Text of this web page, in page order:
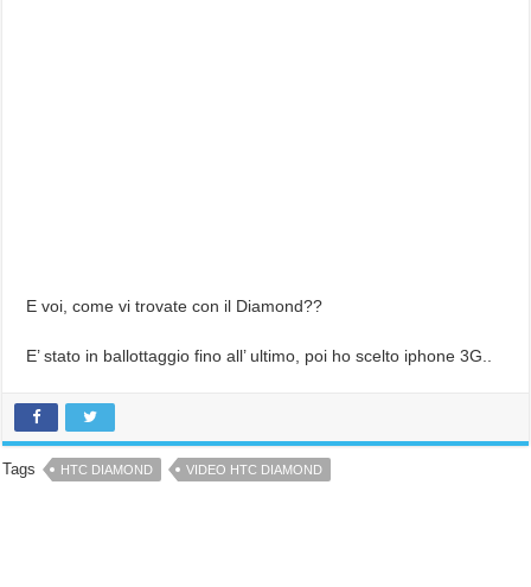
E voi, come vi trovate con il Diamond??
E’ stato in ballottaggio fino all’ ultimo, poi ho scelto iphone 3G..
Tags HTC DIAMOND VIDEO HTC DIAMOND